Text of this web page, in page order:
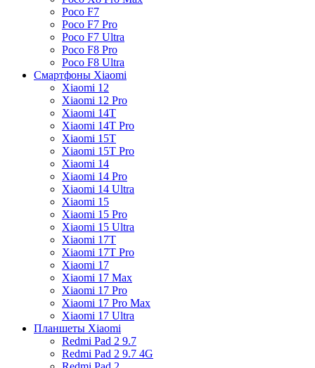
Poco F7
Poco F7 Pro
Poco F7 Ultra
Poco F8 Pro
Poco F8 Ultra
Смартфоны Xiaomi
Xiaomi 12
Xiaomi 12 Pro
Xiaomi 14T
Xiaomi 14T Pro
Xiaomi 15T
Xiaomi 15T Pro
Xiaomi 14
Xiaomi 14 Pro
Xiaomi 14 Ultra
Xiaomi 15
Xiaomi 15 Pro
Xiaomi 15 Ultra
Xiaomi 17T
Xiaomi 17T Pro
Xiaomi 17
Xiaomi 17 Max
Xiaomi 17 Pro
Xiaomi 17 Pro Max
Xiaomi 17 Ultra
Планшеты Xiaomi
Redmi Pad 2 9.7
Redmi Pad 2 9.7 4G